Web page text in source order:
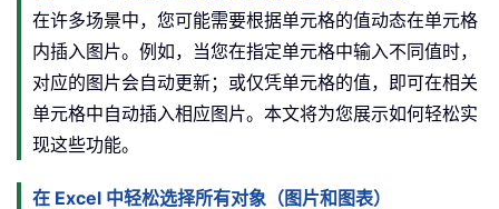
在许多场景中，您可能需要根据单元格的值动态在单元格
内插入图片。例如，当您在指定单元格中输入不同值时，
对应的图片会自动更新；或仅凭单元格的值，即可在相关
单元格中自动插入相应图片。本文将为您展示如何轻松实
现这些功能。
在 Excel 中轻松选择所有对象（图片和图表）